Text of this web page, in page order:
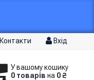
Контакти Вхід
У вашому кошику
0 товарів на 0 ₴